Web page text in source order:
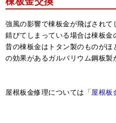
強風の影響で棟板金が飛ばされ
錆びてしまっている場合は棟板金
昔の棟板金はトタン製のものが
の効果があるガルバリウム鋼板製
屋根板金修理については 「屋根板